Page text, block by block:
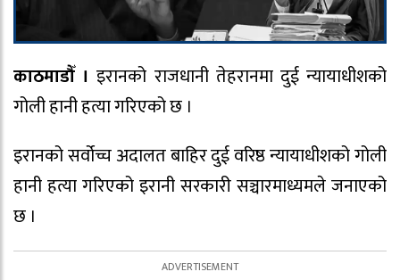
काठमाडौँ । इरानको राजधानी तेहरानमा दुई न्यायाधीशको
गोली हानी हत्या गरिएको छ ।
इरानको सर्वोच्च अदालत बाहिर दुई वरिष्ठ न्यायाधीशको गोली
हानी हत्या गरिएको इरानी सरकारी सञ्चारमाध्यमले जनाएको
छ ।